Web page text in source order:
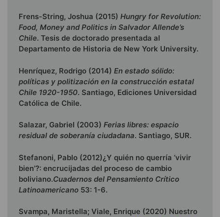
Frens-String, Joshua (2015) Hungry for Revolution:
Food, Money and Politics in Salvador Allende’s
Chile. Tesis de doctorado presentada al
Departamento de Historia de New York University.
Henríquez, Rodrigo (2014) En estado sólido:
políticas y politización en la construcción estatal
Chile 1920-1950. Santiago, Ediciones Universidad
Católica de Chile.
Salazar, Gabriel (2003) Ferias libres: espacio
residual de soberanía ciudadana. Santiago, SUR.
Stefanoni, Pablo (2012)¿Y quién no querría ‘vivir
bien’?: encrucijadas del proceso de cambio
boliviano.Cuadernos del Pensamiento Crítico
Latinoamericano 53: 1-6.
Svampa, Maristella; Viale, Enrique (2020) Nuestro